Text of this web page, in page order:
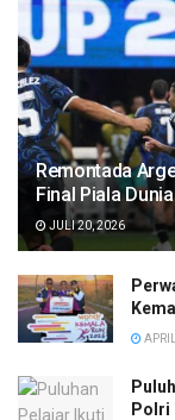
Remontada
Final Piala
JULI 20, 2026
Polri